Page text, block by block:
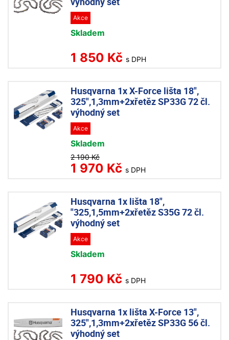
Akce
Skladem
1 850 Kč s DPH
Husqvarna 1x X-Force lišta 18",
325",1,3mm+2xřetěz SP33G 72 čl.
výhodný set
Akce
Skladem
2 190 Kč
1 970 Kč s DPH
Husqvarna 1x lišta 18",
"325,1,5mm+2xřetěz S35G 72 čl.
výhodný set
Akce
Skladem
1 790 Kč s DPH
Husqvarna 1x lišta X-Force 13",
325",1,3mm+2xřetěz SP33G 56 čl.
výhodný set